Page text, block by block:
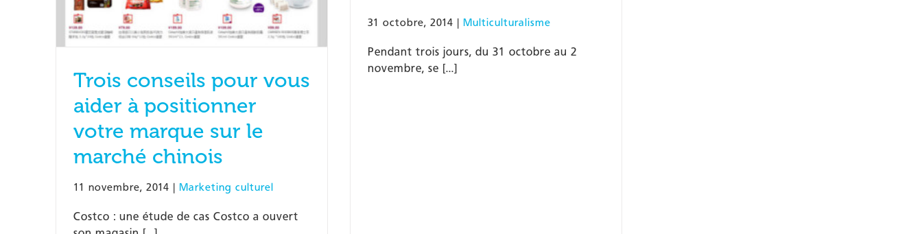
Trois conseils pour vous
aider à positionner
votre marque sur le
marché chinois
11 novembre, 2014 | Marketing culturel
Costco : une étude de cas Costco a ouvert
31 octobre, 2014 | Multiculturalisme
Pendant trois jours, du 31 octobre au 2
novembre, se [...]